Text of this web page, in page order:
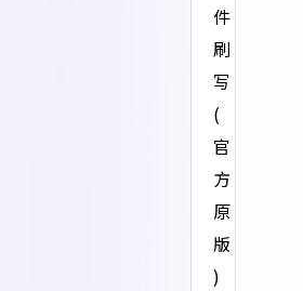
件
刷
写
(
官
方
原
版
)